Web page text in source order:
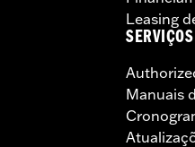
Leasing
Manuais